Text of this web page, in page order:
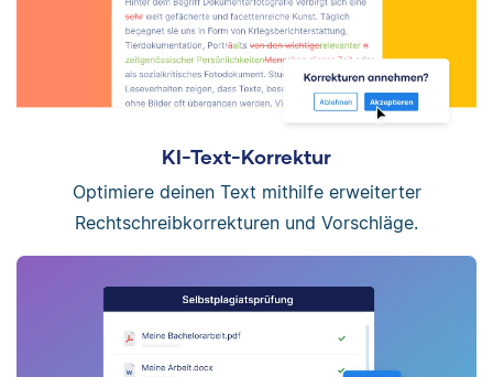
KI-Text-Korrektur
Optimiere deinen Text mithilfe erweiterter
Rechtschreibkorrekturen und Vorschläge.